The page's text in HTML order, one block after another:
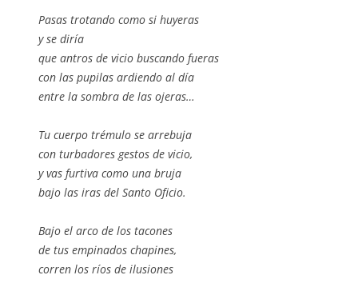
Pasas trotando como si huyeras
y se diría
que antros de vicio buscando fueras
con las pupilas ardiendo al día
entre la sombra de las ojeras…
Tu cuerpo trémulo se arrebuja
con turbadores gestos de vicio,
y vas furtiva como una bruja
bajo las iras del Santo Oficio.
Bajo el arco de los tacones
de tus empinados chapines,
corren los ríos de ilusiones